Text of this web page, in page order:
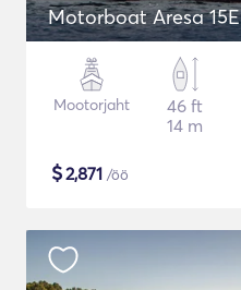
Motorboat Aresa 15E
Mootorjaht
46 ft
14 m
$2,871 /öö